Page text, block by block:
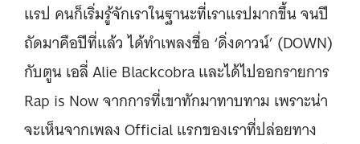
แรป คนก็เริ่มรู้จักเราในฐานะที่เราแรปมากขึ้น จนปี
ถัดมาคือปีที่แล้ว ได้ทำเพลงชื่อ ‘ดิ่งดาวน์’ (DOWN)
กับตูน เอลี่ Alie Blackcobra และได้ไปออกรายการ
Rap is Now จากการที่เขาทักมาทาบทาม เพราะน่า
จะเห็นจากเพลง Official แรกของเราที่ปล่อยทาง